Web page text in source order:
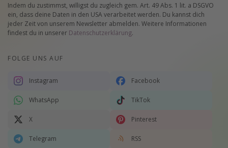
Indem du zustimmst, willigst du zugleich gem. Art. 49 Abs. 1 lit. a DSGVO
ein, dass deine Daten in den USA verarbeitet werden. Du kannst dich
jeder Zeit von unserem Newsletter abmelden. Weitere Informationen
findest du in unserer Datenschutzerklärung.
FOLGE UNS AUF
Instagram Facebook
WhatsApp TikTok
X Pinterest
Telegram RSS